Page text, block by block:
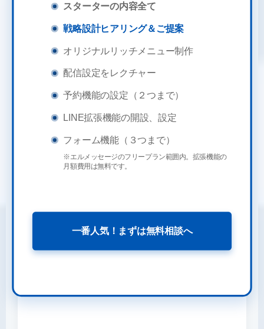
スターターの内容全て
戦略設計ヒアリング＆ご提案
オリジナルリッチメニュー制作
配信設定をレクチャー
予約機能の設定（２つまで）
LINE拡張機能の開設、設定
フォーム機能（３つまで）
※エルメッセージのフリープラン範囲内。拡張機能の
月額費用は無料です。
一番人気！まずは無料相談へ